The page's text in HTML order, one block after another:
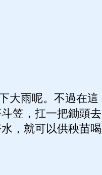
大雨呢。不過在這
笠，扛一把鋤頭去
，就可以供秧苗喝